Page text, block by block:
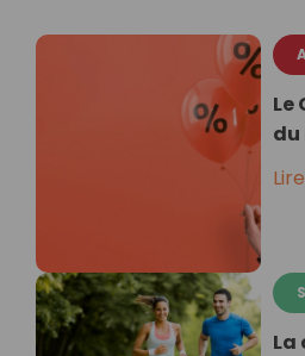
Le
du
La